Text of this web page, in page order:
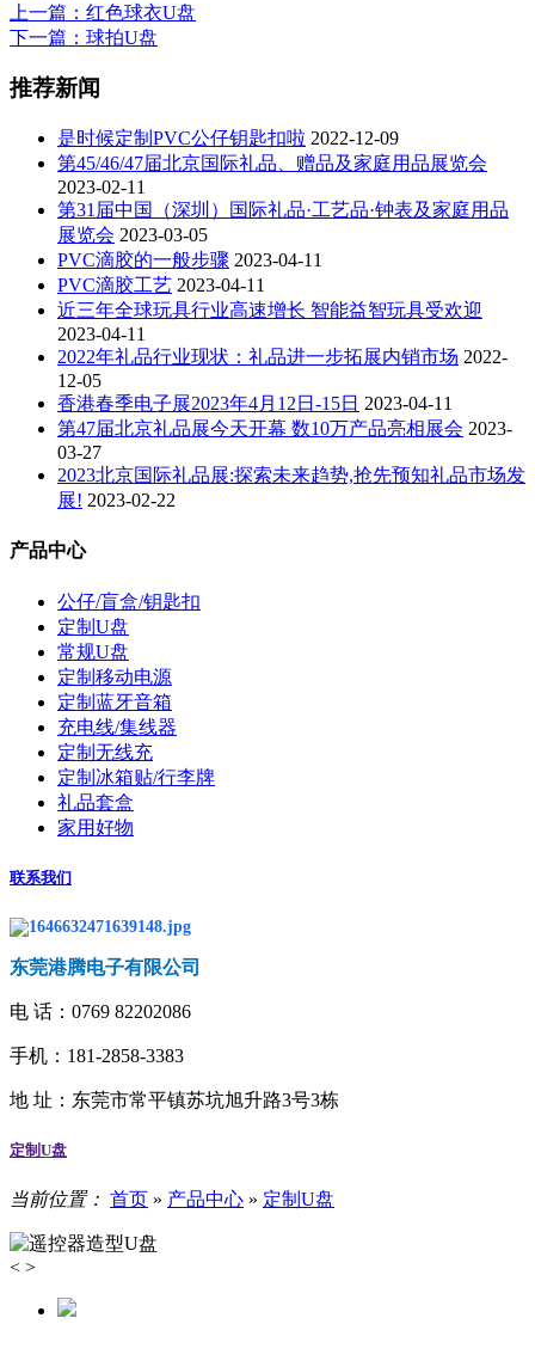
上一篇 ：红色球衣U盘
下一篇 ：球拍U盘
推荐新闻
是时候定制PVC公仔钥匙扣啦 2022-12-09
第45/46/47届北京国际礼品、赠品及家庭用品展览会
2023-02-11
第31届中国（深圳）国际礼品·工艺品·钟表及家庭用品
展览会 2023-03-05
PVC滴胶的一般步骤 2023-04-11
PVC滴胶工艺 2023-04-11
近三年全球玩具行业高速增长 智能益智玩具受欢迎
2023-04-11
2022年礼品行业现状：礼品进一步拓展内销市场 2022-
12-05
香港春季电子展2023年4月12日-15日 2023-04-11
第47届北京礼品展今天开幕 数10万产品亮相展会 2023-
03-27
2023北京国际礼品展:探索未来趋势,抢先预知礼品市场发
展! 2023-02-22
产品中心
公仔/盲盒/钥匙扣
定制U盘
常规U盘
定制移动电源
定制蓝牙音箱
充电线/集线器
定制无线充
定制冰箱贴/行李牌
礼品套盒
家用好物
联系我们
东莞港腾电子有限公司
电 话： 0769 82202086
手机：181-2858-3383
地 址： 东莞市常平镇苏坑旭升路3号3栋
定制U盘
当前位置： 首页 » 产品中心 » 定制U盘
< >